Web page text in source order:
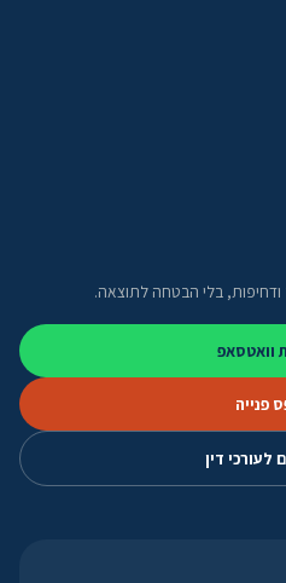
בלי הבטחה לתוצאה.
וואטסאפ
פנייה
לעורכי דין